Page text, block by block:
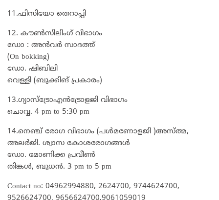
11.ഫിസിയോ തെറാപ്പി
12. കൗൺസിലിംഗ് വിഭാഗം
ഡോ : അൻവർ സാദത്ത്
(On bokking)
ഡോ. ഷിബിലി
വെള്ളി (ബുക്കിങ് പ്രകാരം)
13.ഗ്യാസ്ട്രോഎൻട്രോളജി വിഭാഗം
ചൊവ്വ. 4 pm to 5:30 pm
14.നെഞ്ച് രോഗ വിഭാഗം (പൾമണോളജി )അസ്ത്മ,
അലർജി. ശ്വാസ കോശരോഗങ്ങൾ
ഡോ. മോണിക്ക പ്രവീൺ
തിങ്കൾ, ബുധൻ. 3 pm to 5 pm
Contact no: 04962994880, 2624700, 9744624700,